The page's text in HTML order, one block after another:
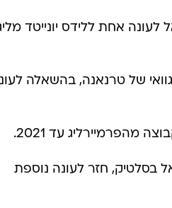
הושאל לעונה אחת ללידס יונייטד
של טרנאנה, בהשאלה
מהפרמיירליג עד 2021.
שהרשים כמושאל בסלטיק, חזר לעונה נוספת